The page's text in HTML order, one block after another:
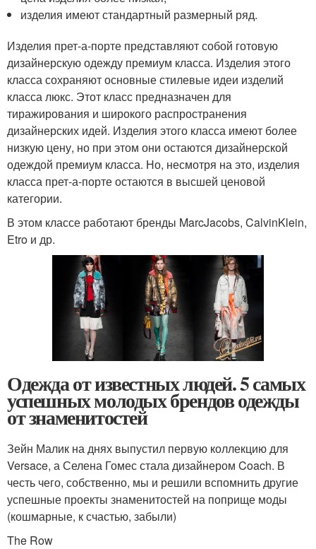
изделия имеют стандартный размерный ряд.
Изделия прет-а-порте представляют собой готовую
дизайнерскую одежду премиум класса. Изделия этого
класса сохраняют основные стилевые идеи изделий
класса люкс. Этот класс предназначен для
тиражирования и широкого распространения
дизайнерских идей. Изделия этого класса имеют более
низкую цену, но при этом они остаются дизайнерской
одеждой премиум класса. Но, несмотря на это, изделия
класса прет-а-порте остаются в высшей ценовой
категории.
В этом классе работают бренды MarcJacobs, CalvinKlein,
Etro и др.
Одежда от известных людей. 5 самых
успешных молодых брендов одежды
от знаменитостей
Зейн Малик на днях выпустил первую коллекцию для
Versace, а Селена Гомес стала дизайнером Coach. В
честь чего, собственно, мы и решили вспомнить другие
успешные проекты знаменитостей на поприще моды
(кошмарные, к счастью, забыли)
The Row